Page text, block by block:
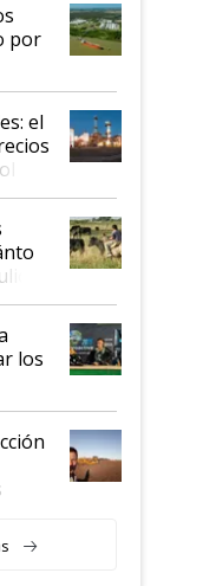
por
tras
el
los